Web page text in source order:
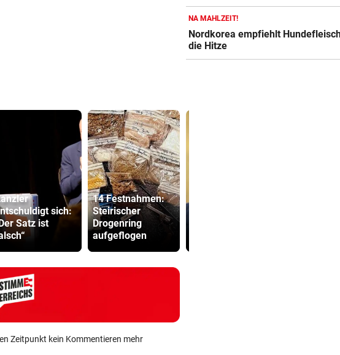
sich:
Satz ist
14 Festnahmen:
Steirischer
Drogenring
aufgeflogen
Zeitpunkt kein Kommentieren mehr
NA MAHLZEIT!
Nordkorea empfiehlt
die Hitze